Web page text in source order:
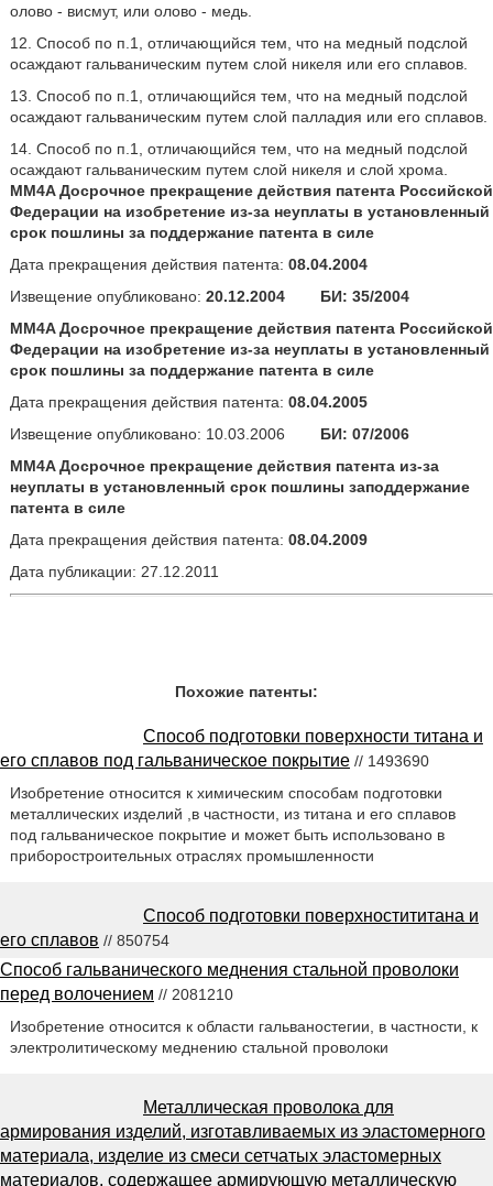
олово - висмут, или олово - медь.
12. Способ по п.1, отличающийся тем, что на медный подслой
осаждают гальваническим путем слой никеля или его сплавов.
13. Способ по п.1, отличающийся тем, что на медный подслой
осаждают гальваническим путем слой палладия или его сплавов.
14. Способ по п.1, отличающийся тем, что на медный подслой
осаждают гальваническим путем слой никеля и слой хрома.
MM4A Досрочное прекращение действия патента Российской
Федерации на изобретение из-за неуплаты в установленный
срок пошлины за поддержание патента в силе
Дата прекращения действия патента: 08.04.2004
Извещение опубликовано: 20.12.2004
БИ: 35/2004
MM4A Досрочное прекращение действия патента Российской
Федерации на изобретение из-за неуплаты в установленный
срок пошлины за поддержание патента в силе
Дата прекращения действия патента: 08.04.2005
Извещение опубликовано: 10.03.2006 БИ: 07/2006
MM4A Досрочное прекращение действия патента из-за
неуплаты в установленный срок пошлины заподдержание
патента в силе
Дата прекращения действия патента: 08.04.2009
Дата публикации: 27.12.2011
Похожие патенты:
Способ подготовки поверхности титана и
его сплавов под гальваническое покрытие // 1493690
Изобретение относится к химическим способам подготовки
металлических изделий ,в частности, из титана и его сплавов
под гальваническое покрытие и может быть использовано в
приборостроительных отраслях промышленности
Способ подготовки поверхностититана и
его сплавов // 850754
Способ гальванического меднения стальной проволоки
перед волочением // 2081210
Изобретение относится к области гальваностегии, в частности, к
электролитическому меднению стальной проволоки
Металлическая проволока для
армирования изделий, изготавливаемых из эластомерного
материала, изделие из смеси сетчатых эластомерных
материалов, содержащее армирующую металлическую